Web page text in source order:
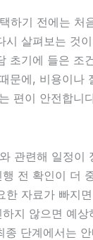
하기 전에는 처
시 살펴보는 것
초기에 들은 조
문에, 비용이나
편이 안전합니
관련해 일정이
전 확인이 더
한 자료가 빠지
지 않으면 예
종 단계에서는